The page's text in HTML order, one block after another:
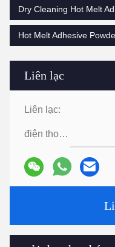
Liên lạc
Liên lạc:
điện thoại:
Dry Cleaning Hot Melt
Hot Melt Adhesive